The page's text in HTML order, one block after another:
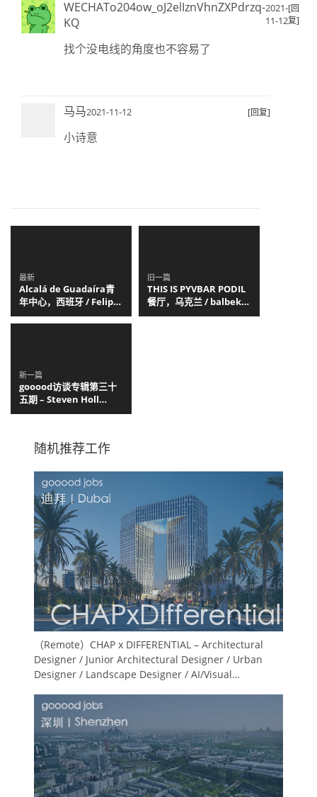
WECHATo204ow_oJ2elIznVhnZXPdrzq-
KQ
2021-
11-12
[回
复]
找个没电线的角度也不容易了
马马2021-11-12 [回复]
小诗意
最新
Alcalá de Guadaíra青
年中心，西班牙 / Felipe
Retuerto + Dunar
Arquitectos
旧一篇
THIS IS PYVBAR PODIL
餐厅，乌克兰 / balbek
bureau
新一篇
gooood访谈专辑第三十
五期 – Steven Holl
Architects
随机推荐工作
（Remote）CHAP x DIFFERENTIAL – Architectural
Designer / Junior Architectural Designer / Urban
Designer / Landscape Designer / AI/Visual
Computational Design Architect